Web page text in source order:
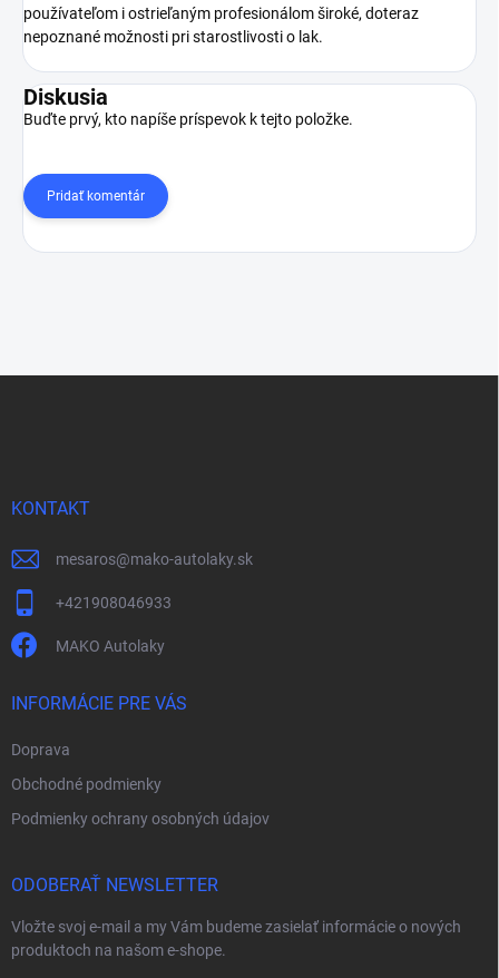
používateľom i ostrieľaným profesionálom široké, doteraz
nepoznané možnosti pri starostlivosti o lak.
Diskusia
Buďte prvý, kto napíše príspevok k tejto položke.
Pridať komentár
KONTAKT
mesaros@mako-autolaky.sk
+421908046933
MAKO Autolaky
INFORMÁCIE PRE VÁS
Doprava
Obchodné podmienky
Podmienky ochrany osobných údajov
ODOBERAŤ NEWSLETTER
Vložte svoj e-mail a my Vám budeme zasielať informácie o nových
produktoch na našom e-shope.